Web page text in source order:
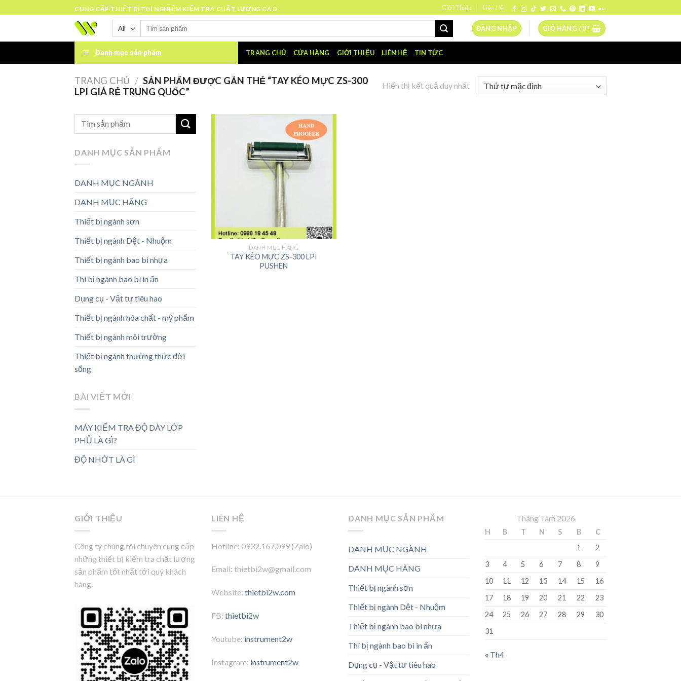
to
CUNG CẤP THIẾT BỊ THÍ NGHIỆM KIỂM TRA CHẤT LƯỢNG CAO Giới Thiệu Liên Hệ
Tìm
ĐĂNG NHẬP GIỎ HÀNG /0₫
Danh mục sản phẩm TRANG CHỦ CỬA HÀNG GIỚI THIỆU LIÊN HỆ TIN TỨC
TRANG CHỦ / SẢN PHẨM ĐƯỢC GẮN THẺ “TAY KÉO MỰC ZS-300
LPI GIÁ RẺ TRUNG QUỐC”
Hiển thị kết quả duy nhất
DANH MỤC SẢN PHẨM
DANH MỤC NGÀNH
DANH MỤC HÃNG
Thiết bị ngành sơn
Thiết bị ngành Dệt - Nhuộm
Thiết bị ngành bao bì nhựa
Thí bị ngành bao bì in ấn
Dụng cụ - Vật tư tiêu hao
Thiết bị ngành hóa chất - mỹ phẩm
Thiết bị ngành môi trường
Thiết bị ngành thường thức đời
sống
BÀI VIẾT MỚI
MÁY KIỂM TRA ĐỘ DÀY LỚP
PHỦ LÀ GÌ?
ĐỘ NHỚT LÀ GÌ
DANH MỤC HÃNG
TAY KÉO MỰC ZS-300 LPI
PUSHEN
GIỚI THIỆU
Công ty chúng tôi chuyên cung cấp
những thiết bị kiểm tra chất lượng
sản phẩm tốt nhất tới quý khách
hàng.
LIÊN HỆ
Hotline: 0932.167.099 (Zalo)
Email: thietbi2w@gmail.com
Website: thietbi2w.com
FB: thietbi2w
Youtube: instrument2w
Instagram: instrument2w
DANH MỤC SẢN PHẨM
DANH MỤC NGÀNH
DANH MỤC HÃNG
Thiết bị ngành sơn
Thiết bị ngành Dệt - Nhuộm
Thiết bị ngành bao bì nhựa
Thí bị ngành bao bì in ấn
Dụng cụ - Vật tư tiêu hao
Tháng Tám 2026
H B T N S B
C
1
2
3
4 5 6 7 8
9
10
11 12 13 14 15
16
17
18 19 20 21 22
23
24
25 26 27 28 29
30
31
« Th4